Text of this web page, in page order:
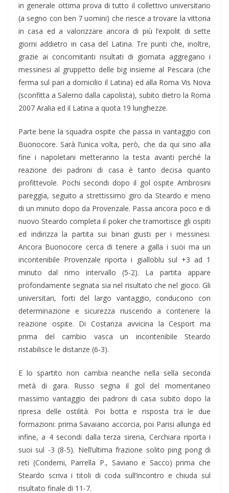
in generale ottima prova di tutto il collettivo universitario
(a segno con ben 7 uomini) che riesce a trovare la vittoria
in casa ed a valorizzare ancora di più l’expolit di sette
giorni addietro in casa del Latina. Tre punti che, inoltre,
grazie ai concomitanti risultati di giornata aggregano i
messinesi al gruppetto delle big insieme al Pescara (che
ferma sul pari a domicilio il Latina) ed alla Roma Vis Nova
(sconfitta a Salerno dalla capolista), subito dietro la Roma
2007 Aralia ed il Latina a quota 19 lunghezze.
Parte bene la squadra ospite che passa in vantaggio con
Buonocore. Sarà l’unica volta, però, che da qui sino alla
fine i napoletani metteranno la testa avanti perché la
reazione dei padroni di casa è tanto decisa quanto
profittevole. Pochi secondi dopo il gol ospite Ambrosini
pareggia, seguito a strettissimo giro da Steardo e meno
di un minuto dopo da Provenzale. Passa ancora poco e di
nuovo Steardo completa il poker che tramortisce gli ospiti
ed indirizza la partita sui binari giusti per i messinesi.
Ancora Buonocore cerca di tenere a galla i suoi ma un
incontenibile Provenzale riporta i gialloblu sul +3 ad 1
minuto dal rimo intervallo (5-2). La partita appare
profondamente segnata sia nel risultato che nel gioco. Gli
universitari, forti del largo vantaggio, conducono con
determinazione e sicurezza riuscendo a contenere la
reazione ospite. Di Costanza avvicina la Cesport ma
prima del cambio vasca un incontenibile Steardo
ristabilisce le distanze (6-3).
E lo spartito non cambia neanche nella sella seconda
metà di gara. Russo segna il gol del momentaneo
massimo vantaggio dei padroni di casa subito dopo la
ripresa delle ostilità. Poi botta e risposta tra le due
formazioni: prima Savaiano accorcia, poi Parisi allunga ed
infine, a 4 secondi dalla terza sirena, Cerchiara riporta i
suoi sul -3 (8-5). Nell’ultima frazione solito ping pong di
reti (Condemi, Parrella P., Saviano e Sacco) prima che
Steardo scriva i titoli di coda sull’incontro e chiuda sul
risultato finale di 11-7.